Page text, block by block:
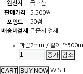
원산지
국내산
판매가격
5,500원
포인트
50점
배송비결제
주문시 결제
마끈2mm / 길이 약300m
증가 감소
WISH